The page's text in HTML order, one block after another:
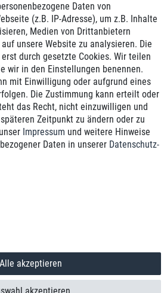
am nächsten Werktag
Versand
mit Garantie
8989 96160*
von Montag bis Freitag von 9 Uhr - 18 Uhr.
TEN Computervertrieb GmbH
Daten von
(z.B. IP-Adresse), um z.B. Inhalte
Medien von Drittanbietern
unsere Website zu analysieren. Die
durch gesetzte Cookies. Wir teilen
wir in den Einstellungen benennen.
mit Einwilligung oder aufgrund eines
Die Zustimmung kann erteilt oder
das Recht, nicht einzuwilligen und
Zeitpunkt zu ändern oder zu
Impressum und weitere Hinweise
Daten in unserer Daten­schutz­
Alle akzeptieren